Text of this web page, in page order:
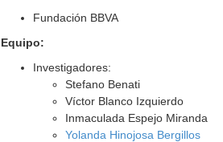
Fundación BBVA
Equipo:
Investigadores:
Stefano Benati
Víctor Blanco Izquierdo
Inmaculada Espejo Miranda
Yolanda Hinojosa Bergillos